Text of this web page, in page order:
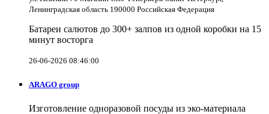
Ленинградская область 190000 Российская Федерация
Батареи салютов до 300+ залпов из одной коробки на 15
минут восторга
26-06-2026 08:46:00
ARAGO group
Изготовление одноразовой посуды из эко-материала